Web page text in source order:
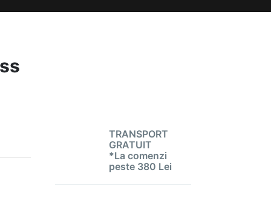
TRANSPORT
GRATUIT
*La comenzi
peste 380 Lei